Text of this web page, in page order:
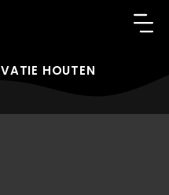
HOUTEN